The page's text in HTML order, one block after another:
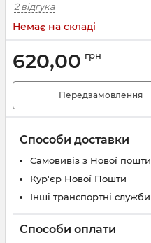
2 відгука
Немає на складі
620,00 грн
Передзамовлення
Способи доставки
Самовивіз з Нової пошти
Кур'єр Нової Пошти
Інші транспортні служби
Способи оплати